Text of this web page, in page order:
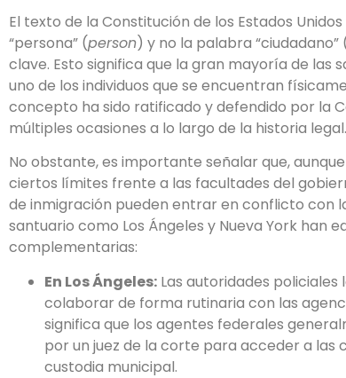
El texto de la Constitución de los Estados
“persona” (person) y no la palabra “ciudadano”
clave. Esto significa que la gran mayoría de
uno de los individuos que se encuentran
concepto ha sido ratificado y defendido por la
múltiples ocasiones a lo largo de la historia legal.
No obstante, es importante señalar que,
ciertos límites frente a las facultades del
de inmigración pueden entrar en conflicto con
santuario como Los Ángeles y Nueva York han
complementarias:
En Los Ángeles: Las autoridades
colaborar de forma rutinaria con las
significa que los agentes federales
por un juez de la corte para acceder a las
custodia municipal.